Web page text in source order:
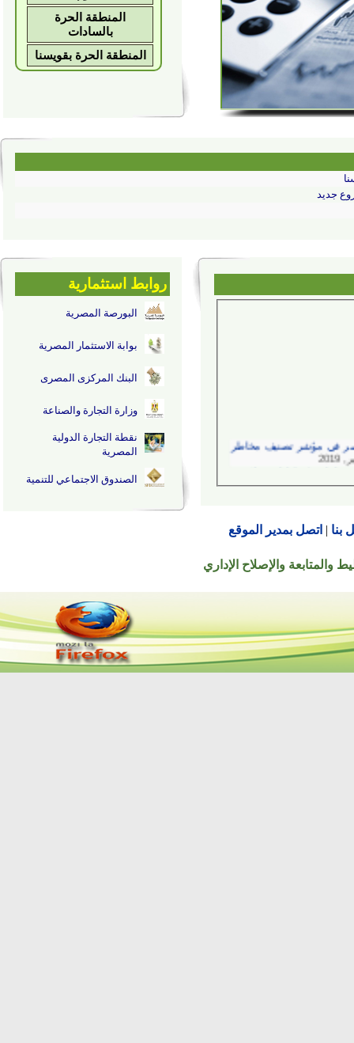
...
روابط استثمارية
البورصة المصرية
بوابة الاستثمار المصرية
البنك المركزى المصرى
وزارة التجارة والصناعة
نقطة التجارة الدولية
المصرية
الصندوق الاجتماعي للتنمية
| اتصل بمدير الموقع
والإصلاح الإداري